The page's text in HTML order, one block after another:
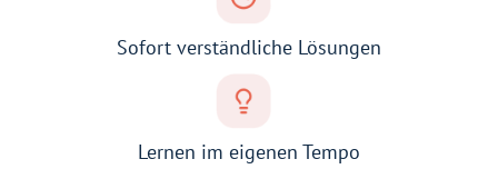
Sofort verständliche Lösungen
Lernen im eigenen Tempo